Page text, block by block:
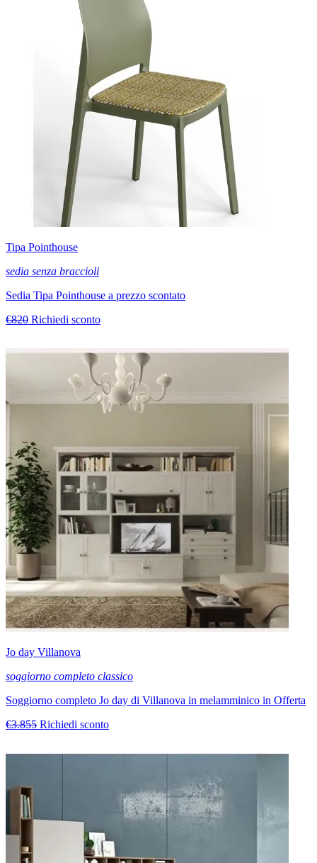
Tipa Pointhouse
sedia senza braccioli
Sedia Tipa Pointhouse a prezzo scontato
€820 Richiedi sconto
Jo day Villanova
soggiorno completo classico
Soggiorno completo Jo day di Villanova in melamminico in Offerta
€3.855 Richiedi sconto